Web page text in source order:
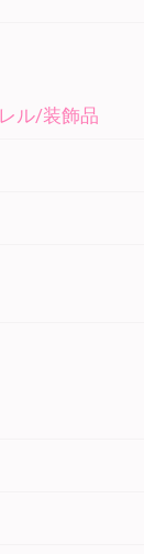
ル/装飾品